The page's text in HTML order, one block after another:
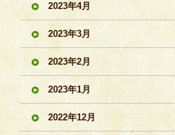
2023年4月
2023年3月
2023年2月
2023年1月
2022年12月